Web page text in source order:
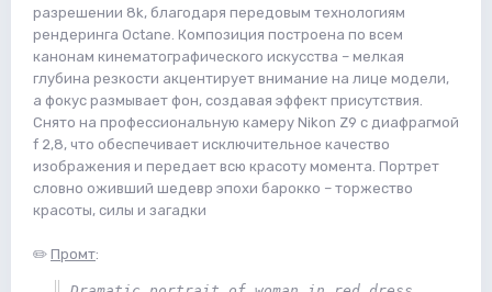
разрешении 8k, благодаря передовым технологиям
рендеринга Octane. Композиция построена по всем
канонам кинематографического искусства – мелкая
глубина резкости акцентирует внимание на лице модели,
а фокус размывает фон, создавая эффект присутствия.
Снято на профессиональную камеру Nikon Z9 с диафрагмой
f 2,8, что обеспечивает исключительное качество
изображения и передает всю красоту момента. Портрет
словно оживший шедевр эпохи барокко – торжество
красоты, силы и загадки
✏️ Промт: